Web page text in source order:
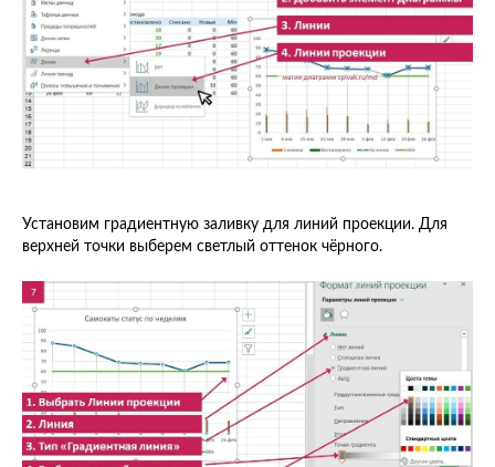
Установим градиентную заливку для линий проекции. Для
верхней точки выберем светлый оттенок чёрного.